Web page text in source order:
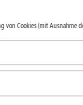
Ausbaustand an
Haus- und
bereits
verlegt, kann der
von Cookies (mit Ausnahme